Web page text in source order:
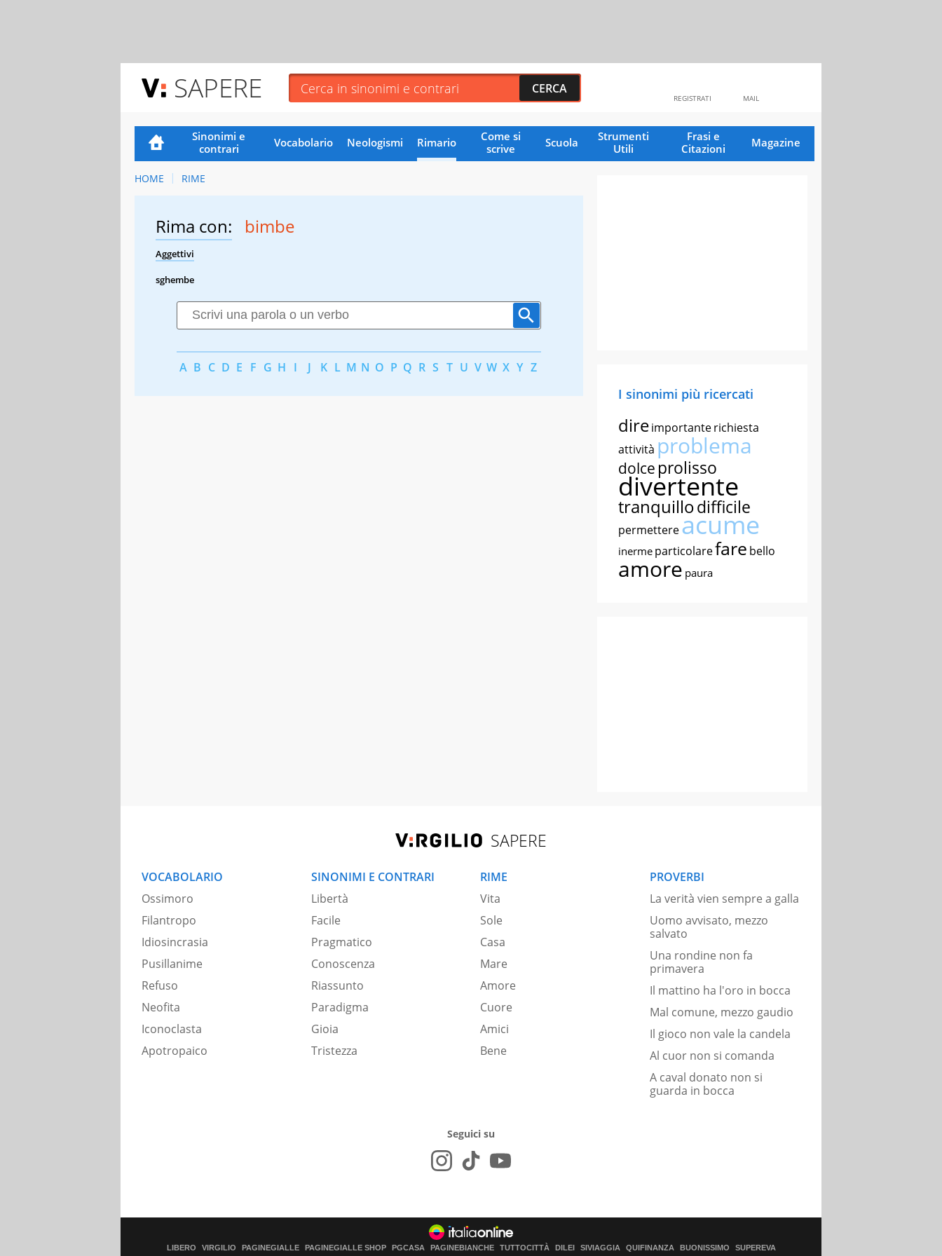
SAPERE MAIL
REGISTRATI
Sinonimi e
contrari
Vocabolario Neologismi Rimario
Come si
scrive
Scuola
Strumenti
Utili
Frasi e
Citazioni
Magazine
HOME RIME
Rima con: bimbe
Aggettivi
sghembe
A B C D E F G H I J K L M N O P Q R S T U V W X Y Z
I sinonimi più ricercati
direimportanterichiesta
attività problema
dolce prolisso
divertente
tranquillodifficile
permettereacume
inerme particolarefare bello
amore paura
SAPERE
VOCABOLARIO
Ossimoro
Filantropo
Idiosincrasia
Pusillanime
Refuso
Neofita
Iconoclasta
Apotropaico
SINONIMI E CONTRARI
Libertà
Facile
Pragmatico
Conoscenza
Riassunto
Paradigma
Gioia
Tristezza
RIME
Vita
Sole
Casa
Mare
Amore
Cuore
Amici
Bene
PROVERBI
La verità vien sempre a galla
Uomo avvisato, mezzo
salvato
Una rondine non fa
primavera
Il mattino ha l'oro in bocca
Mal comune, mezzo gaudio
Il gioco non vale la candela
Al cuor non si comanda
A caval donato non si
guarda in bocca
Seguici su
LIBERO VIRGILIO PAGINEGIALLE PAGINEGIALLE SHOP PGCASA PAGINEBIANCHE TUTTOCITTÀ DILEI SIVIAGGIA QUIFINANZA BUONISSIMO SUPEREVA